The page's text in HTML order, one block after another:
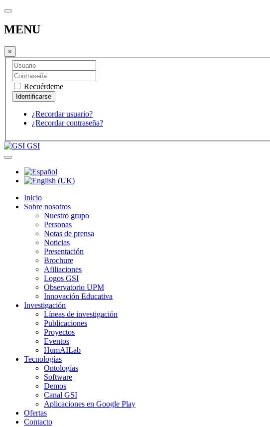
MENU
×
Recuérdeme
¿Recordar usuario?
¿Recordar contraseña?
GSI
Inicio
Sobre nosotros
Nuestro grupo
Personas
Notas de prensa
Noticias
Presentación
Brochure
Afiliaciones
Logos GSI
Observatorio UPM
Innovación Educativa
Investigación
Líneas de investigación
Publicaciones
Proyectos
Eventos
HumAILab
Tecnologías
Ontologías
Software
Demos
Canal GSI
Aplicaciones en Google Play
Ofertas
Contacto